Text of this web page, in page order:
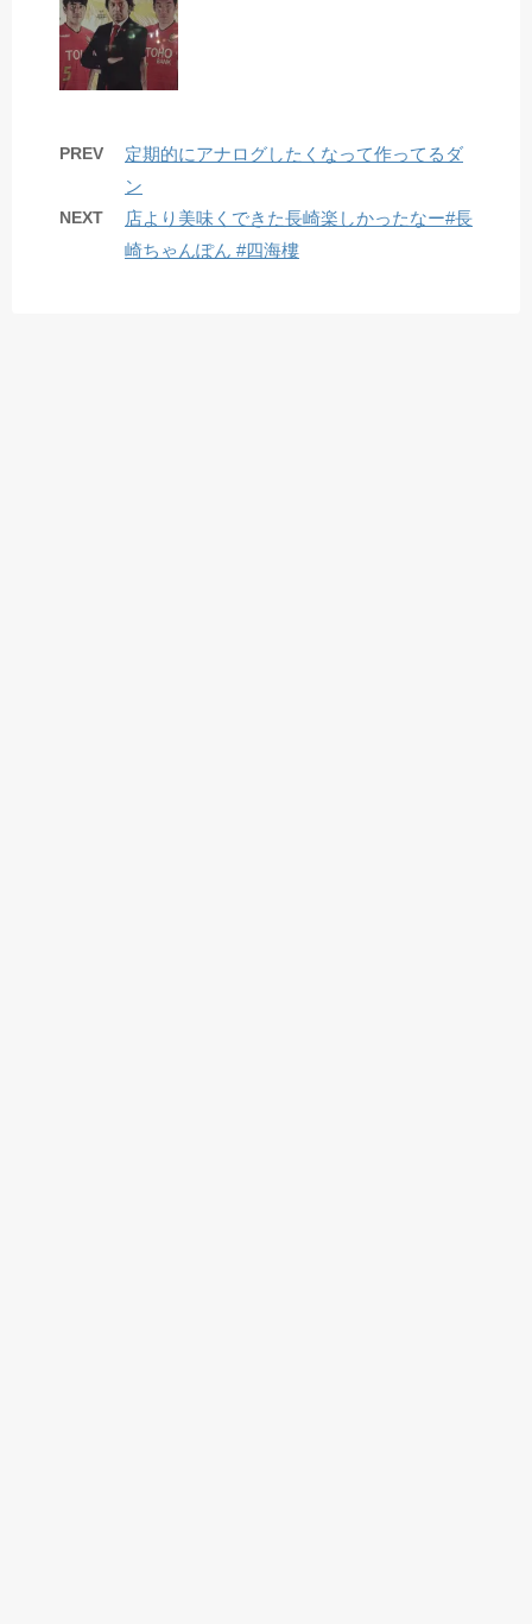
PREV
定期的にアナログしたくなって作ってるダ
ン
NEXT
店より美味くできた長崎楽しかったなー#長
崎ちゃんぽん #四海樓